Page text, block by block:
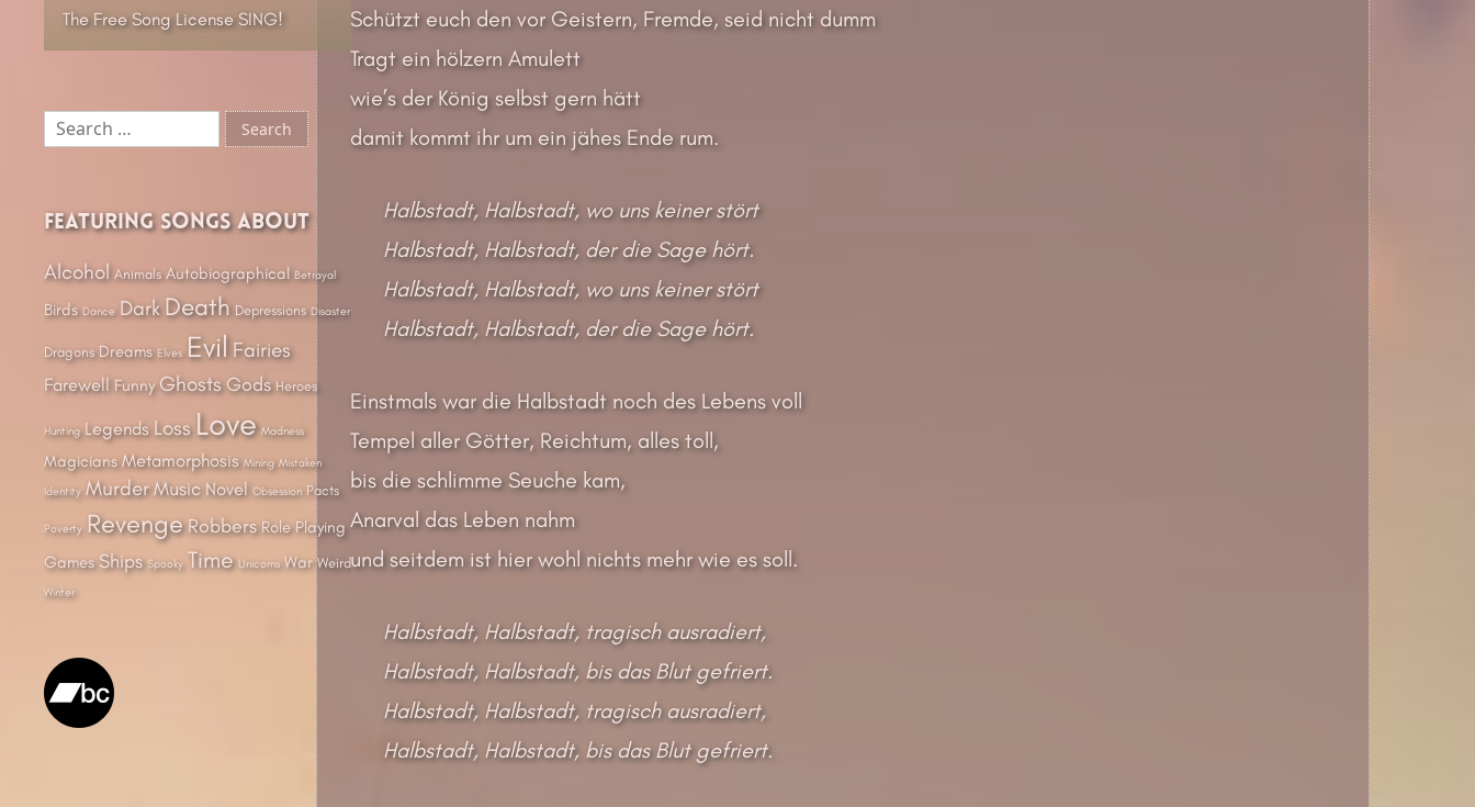
Schützt euch den vor Geistern, Fremde, seid nicht dumm
Tragt ein hölzern Amulett
wie’s der König selbst gern hätt
damit kommt ihr um ein jähes Ende rum.
Halbstadt, Halbstadt, wo uns keiner stört
Halbstadt, Halbstadt, der die Sage hört.
Halbstadt, Halbstadt, wo uns keiner stört
Halbstadt, Halbstadt, der die Sage hört.
Einstmals war die Halbstadt noch des Lebens voll
Tempel aller Götter, Reichtum, alles toll,
bis die schlimme Seuche kam,
Anarval das Leben nahm
und seitdem ist hier wohl nichts mehr wie es soll.
Halbstadt, Halbstadt, tragisch ausradiert,
Halbstadt, Halbstadt, bis das Blut gefriert.
Halbstadt, Halbstadt, tragisch ausradiert,
Halbstadt, Halbstadt, bis das Blut gefriert.
The Free Song License SING!
Search
for:
Featuring songs about
Alcohol Animals Autobiographical Betrayal
Birds Dance Dark Death Depressions Disaster
Dragons Dreams Elves Evil Fairies
Farewell Funny Ghosts Gods Heroes
Hunting Legends Loss Love Madness
Magicians Metamorphosis Mining Mistaken
Identity MurderMusic Novel Obsession Pacts
Poverty Revenge Robbers Role Playing
Games Ships Spooky Time Unicorns War Weird
Winter